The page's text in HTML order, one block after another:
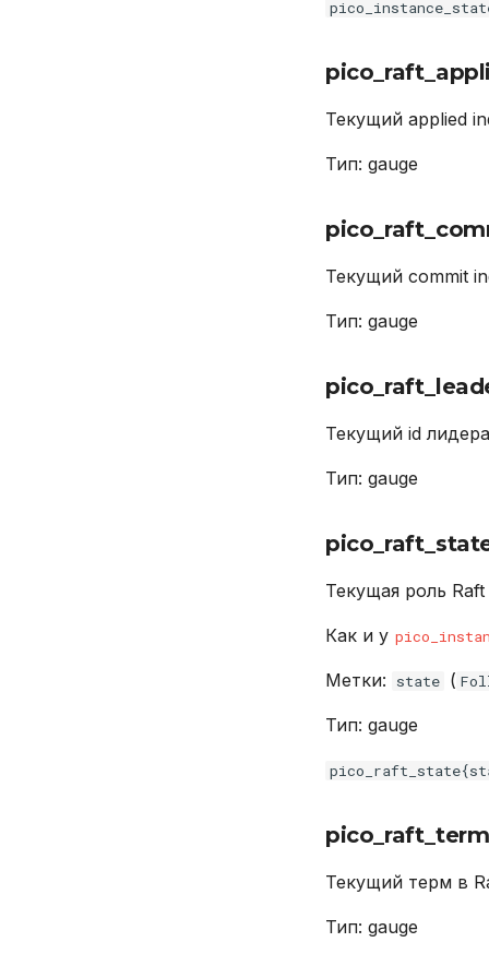
Текущий applied
Тип: gauge
Текущий commit
Тип: gauge
Текущий id
Тип: gauge
Текущая роль
Как и у
Метки: state (
Тип: gauge
pico_raft_term
Текущий терм в
Тип: gauge